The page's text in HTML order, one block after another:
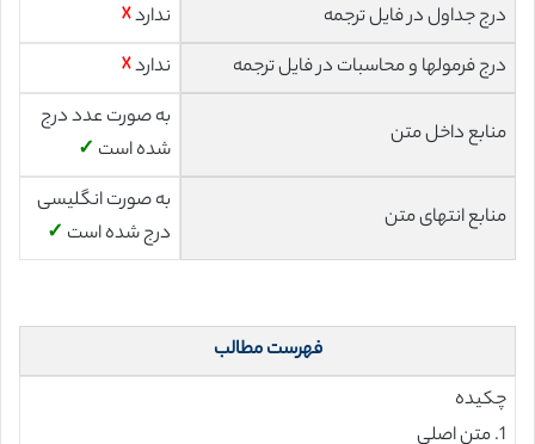
درج جداول در فایل ترجمه
ندارد☓
درج فرمولها و محاسبات در فایل ترجمه
ندارد☓
منابع داخل متن
به صورت عدد درج
شده است ✓
منابع انتهای متن
به صورت انگلیسی
درج شده است ✓
فهرست مطالب
چکیده
1. متن اصلی